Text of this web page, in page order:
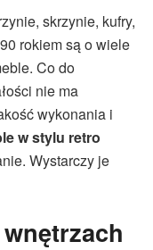
skrzynie, kufry,
rokiem są o wiele
Co do
nie ma
wykonania i
w stylu retro
Wystarczy je